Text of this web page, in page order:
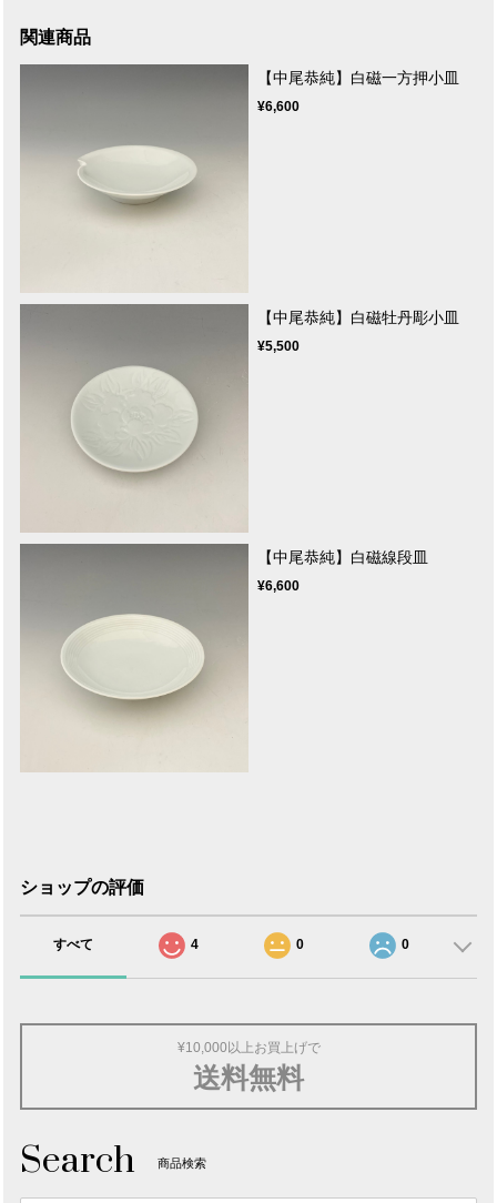
関連商品
【中尾恭純】白磁一方押小皿
¥6,600
【中尾恭純】白磁牡丹彫小皿
¥5,500
【中尾恭純】白磁線段皿
¥6,600
ショップの評価
すべて 4 0 0
¥10,000以上お買上げで
送料無料
Search 商品検索